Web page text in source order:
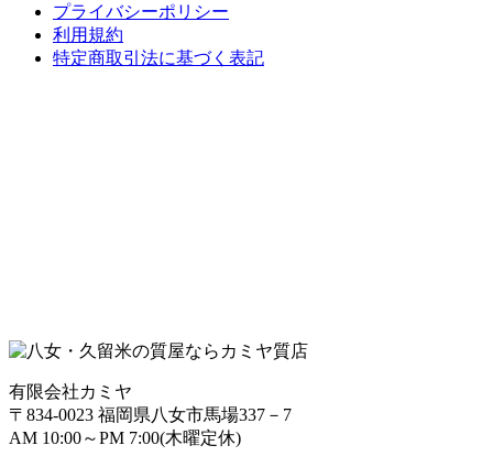
プライバシーポリシー
利用規約
特定商取引法に基づく表記
有限会社カミヤ
〒834-0023 福岡県八女市馬場337－7
AM 10:00～PM 7:00(木曜定休)